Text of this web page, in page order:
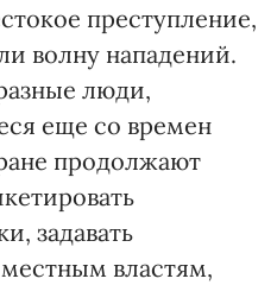
преступление,
волну нападений.
люди,
еще со времен
продолжают
задавать
властям,